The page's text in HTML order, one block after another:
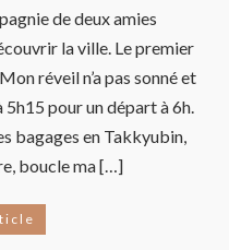
de deux amies
la ville. Le premier
réveil n’a pas sonné et
5h15 pour un départ à 6h.
bagages en Takkyubin,
boucle ma […]